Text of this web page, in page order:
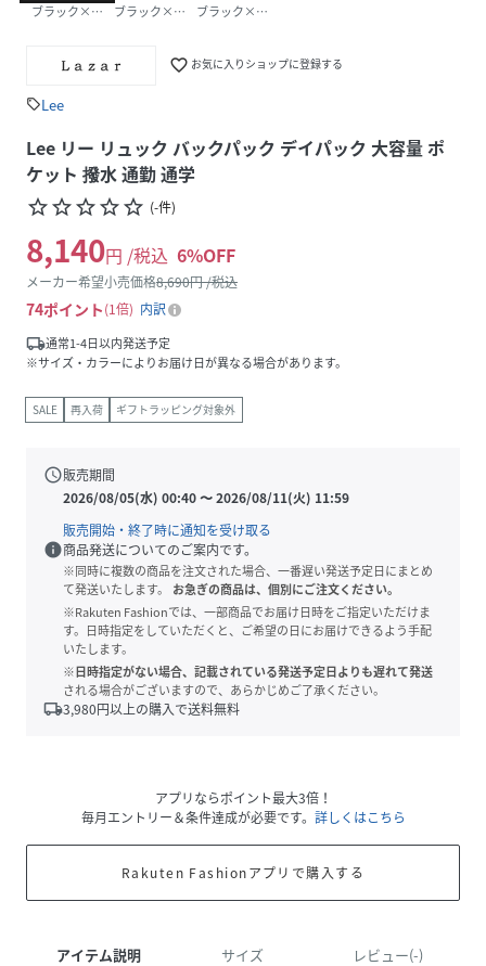
ブラック×ホワイトブラック×ブルーブラック×ピンク
favorite_border お気に入りショップに登録する
sellLee
Lee リー リュック バックパック デイパック 大容量 ポ
ケット 撥水 通勤 通学
star_borderstar_borderstar_borderstar_borderstar_border (-件)
8,140円 /税込 6%OFF
メーカー希望小売価格8,690円 /税込
74ポイント 1倍
内訳
local_shipping通常1-4日以内発送予定
※サイズ・カラーによりお届け日が異なる場合があります。
SALE 再入荷 ギフトラッピング対象外
schedule販売期間
2026/08/05(水) 00:40〜2026/08/11(火) 11:59
販売開始・終了時に通知を受け取る
info商品発送についてのご案内です。
※同時に複数の商品を注文された場合、一番遅い発送予定日にまとめ
て発送いたします。
お急ぎの商品は、個別にご注文ください。
※Rakuten Fashionでは、一部商品でお届け日時をご指定いただけま
す。日時指定をしていただくと、ご希望の日にお届けできるよう手配
いたします。
※日時指定がない場合、記載されている発送予定日よりも遅れて発送
される場合がございますので、あらかじめご了承ください。
local_shipping3,980円以上の購入で送料無料
アプリならポイント最大3倍！
毎月エントリー＆条件達成が必要です。 詳しくはこちら
Rakuten Fashionアプリで購入する
アイテム説明 サイズ レビュー(-)